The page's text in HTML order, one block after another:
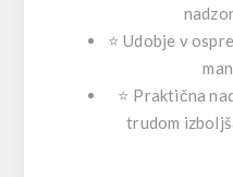
⭐ Udobje v
⭐ Praktična
trudom